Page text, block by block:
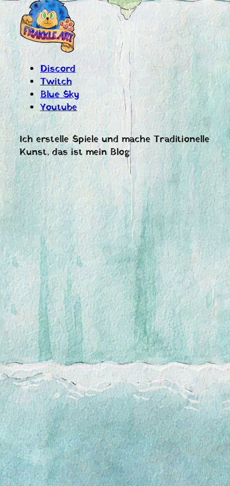
Discord
Twitch
Blue Sky
Youtube
Ich erstelle Spiele und mache Traditionelle
Kunst, das ist mein Blog